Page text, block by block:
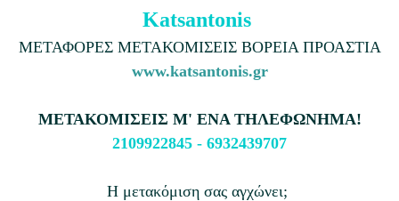
Katsantonis
ΜΕΤΑΦΟΡΕΣ ΜΕΤΑΚΟΜΙΣΕΙΣ ΒΟΡΕΙΑ ΠΡΟΑΣΤΙΑ
www.katsantonis.gr
ΜΕΤΑΚΟΜΙΣΕΙΣ Μ' ΕΝΑ ΤΗΛΕΦΩΝΗΜΑ!
2109922845 - 6932439707
Η μετακόμιση σας αγχώνει;